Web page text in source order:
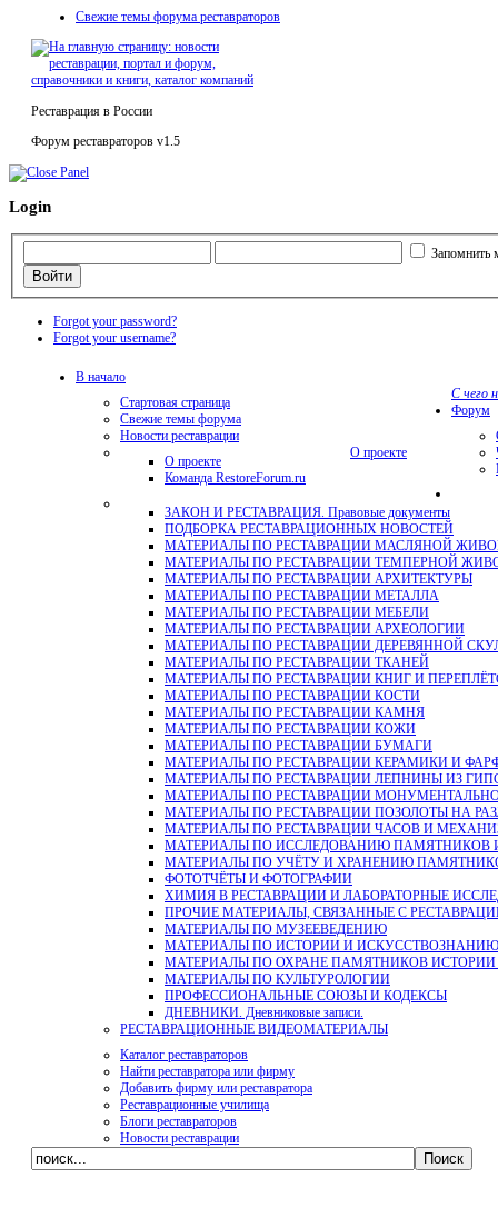
Свежие темы форума реставраторов
Реставрация в России
Форум реставраторов v1.5
Login
Запомнить
Forgot your password?
Forgot your username?
В начало
С чего
Стартовая страница
Свежие темы форума
Новости реставрации
О проекте
О проекте
Команда RestoreForum.ru
Форум
ЗАКОН И РЕСТАВРАЦИЯ. Правовые документы
ПОДБОРКА РЕСТАВРАЦИОННЫХ НОВОСТЕЙ
МАТЕРИАЛЫ ПО РЕСТАВРАЦИИ МАСЛЯНОЙ
МАТЕРИАЛЫ ПО РЕСТАВРАЦИИ ТЕМПЕРНОЙ
МАТЕРИАЛЫ ПО РЕСТАВРАЦИИ АРХИТЕКТУРЫ
МАТЕРИАЛЫ ПО РЕСТАВРАЦИИ МЕТАЛЛА
МАТЕРИАЛЫ ПО РЕСТАВРАЦИИ МЕБЕЛИ
МАТЕРИАЛЫ ПО РЕСТАВРАЦИИ АРХЕОЛОГИИ
МАТЕРИАЛЫ ПО РЕСТАВРАЦИИ ДЕРЕВЯННОЙ
МАТЕРИАЛЫ ПО РЕСТАВРАЦИИ ТКАНЕЙ
МАТЕРИАЛЫ ПО РЕСТАВРАЦИИ КНИГ И
МАТЕРИАЛЫ ПО РЕСТАВРАЦИИ КОСТИ
МАТЕРИАЛЫ ПО РЕСТАВРАЦИИ КАМНЯ
МАТЕРИАЛЫ ПО РЕСТАВРАЦИИ КОЖИ
МАТЕРИАЛЫ ПО РЕСТАВРАЦИИ БУМАГИ
МАТЕРИАЛЫ ПО РЕСТАВРАЦИИ КЕРАМИКИ И
МАТЕРИАЛЫ ПО РЕСТАВРАЦИИ ЛЕПНИНЫ ИЗ ГИПСА
МАТЕРИАЛЫ ПО РЕСТАВРАЦИИ
МАТЕРИАЛЫ ПО РЕСТАВРАЦИИ ПОЗОЛОТЫ НА
МАТЕРИАЛЫ ПО РЕСТАВРАЦИИ ЧАСОВ И
МАТЕРИАЛЫ ПО ИССЛЕДОВАНИЮ ПАМЯТНИКОВ
МАТЕРИАЛЫ ПО УЧЁТУ И ХРАНЕНИЮ
ФОТОТЧЁТЫ И ФОТОГРАФИИ
ХИМИЯ В РЕСТАВРАЦИИ И ЛАБОРАТОРНЫЕ
ПРОЧИЕ МАТЕРИАЛЫ, СВЯЗАННЫЕ С
МАТЕРИАЛЫ ПО МУЗЕЕВЕДЕНИЮ
МАТЕРИАЛЫ ПО ИСТОРИИ И ИСКУССТВОЗНАНИЮ
МАТЕРИАЛЫ ПО ОХРАНЕ ПАМЯТНИКОВ ИСТОРИИ
МАТЕРИАЛЫ ПО КУЛЬТУРОЛОГИИ
ПРОФЕССИОНАЛЬНЫЕ СОЮЗЫ И КОДЕКСЫ
ДНЕВНИКИ. Дневниковые записи.
РЕСТАВРАЦИОННЫЕ ВИДЕОМАТЕРИАЛЫ
Каталог реставраторов
Найти реставратора или фирму
Добавить фирму или реставратора
Реставрационные училища
Блоги реставраторов
Новости реставрации